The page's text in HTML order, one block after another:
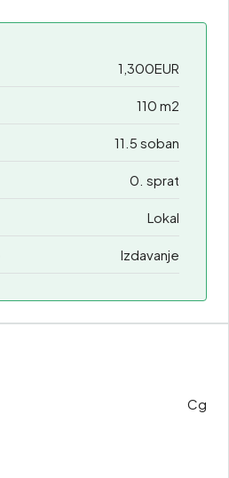
1,300EUR
110 m2
11.5 soban
0. sprat
Lokal
Izdavanje
Cg